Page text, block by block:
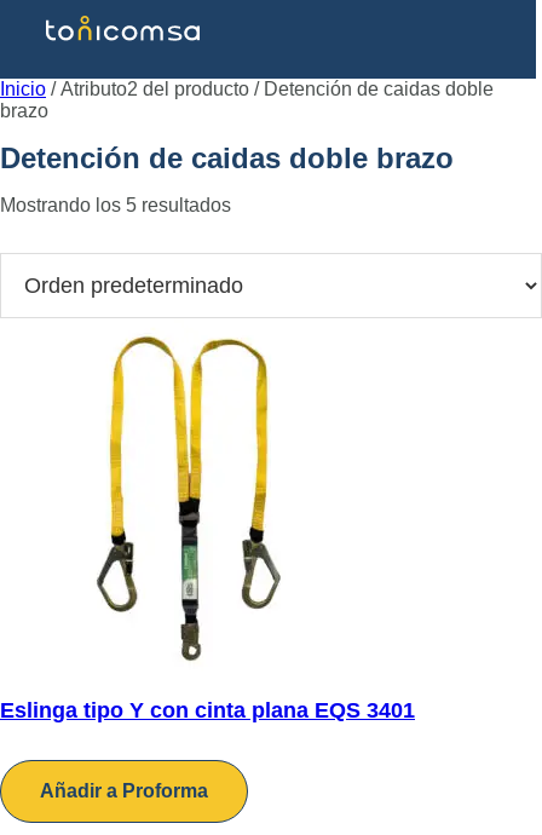
Inicio / Atributo2 del producto / Detención de caidas doble
brazo
Detención de caidas doble brazo
Mostrando los 5 resultados
Eslinga tipo Y con cinta plana EQS 3401
Añadir a Proforma